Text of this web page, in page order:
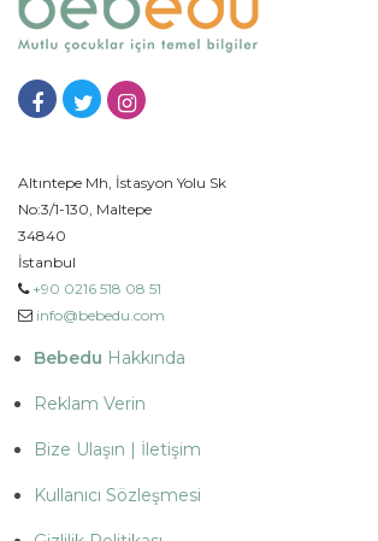
Altıntepe Mh, İstasyon Yolu Sk
No:3/1-130, Maltepe
34840
İstanbul
+90 0216 518 08 51
info@bebedu.com
Bebedu Hakkında
Reklam Verin
Bize Ulaşın | İletişim
Kullanıcı Sözleşmesi